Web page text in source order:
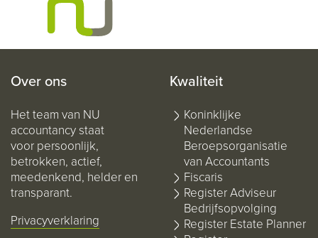
Over ons
Het team van NU
accountancy staat
voor persoonlijk,
betrokken, actief,
meedenkend, helder en
transparant.
Privacyverklaring
Kwaliteit
Koninklijke
Nederlandse
Beroepsorganisatie
van Accountants
Fiscaris
Register Adviseur
Bedrijfsopvolging
Register Estate Planner